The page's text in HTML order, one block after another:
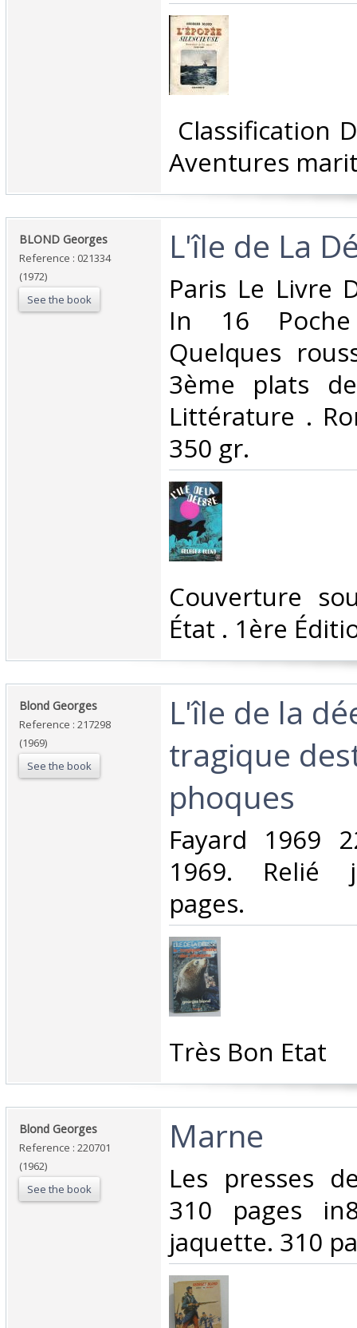
Classification
Aventures
‎BLOND Georges‎
Reference : 021334
(1972)
See the book
‎L'île de La
‎Paris Le Livre
In 16
Quelques
3ème plats
Littérature .
350 gr.‎
‎Couverture
État . 1ère
‎Blond Georges‎
Reference : 217298
(1969)
See the book
‎L'île de la
tragique
phoques‎
‎Fayard 1969
1969. Relié
pages.‎
‎Très Bon Etat‎
‎Blond Georges‎
Reference : 220701
(1962)
See the book
‎Marne‎
‎Les presses
310 pages
jaquette. 310